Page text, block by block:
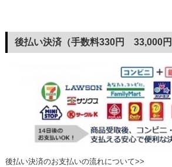
後払い決済（手数料330円 33,000円
後払い決済のお支払いの流れについて>>